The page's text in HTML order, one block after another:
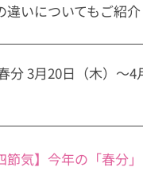
いについてもご紹介
分 3月20日（木）～4
節気】今年の「春分